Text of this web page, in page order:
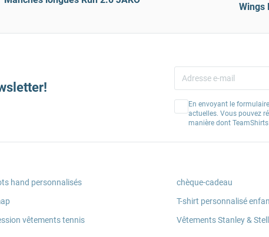
Wings
En envoyant le
actuelles. Vous pouvez
manière dont
hand personnalisés
vêtements tennis
chèque-cadeau
T-shirt personnalisé
Vêtements Stanley &